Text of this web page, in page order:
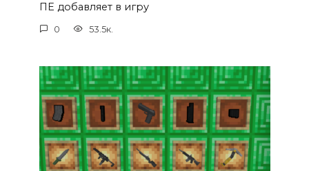
ПЕ добавляет в игру
0 53.5к.